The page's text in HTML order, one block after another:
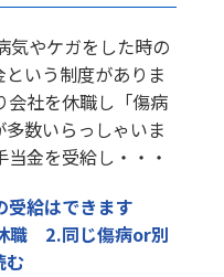
気やケガをした時の
いう制度がありま
会社を休職し「傷病
数いらっしゃいま
金を受給し・・・
受給はできます
職 2.同じ傷病or別
む